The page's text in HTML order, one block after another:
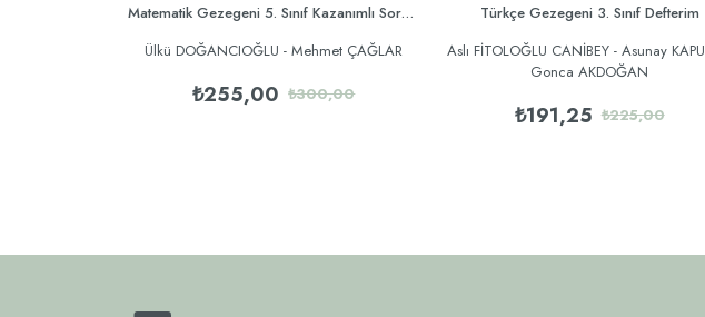
Matematik Gezegeni 5. Sınıf Kazanımlı Soru Bankası
Ülkü DOĞANCIOĞLU - Mehmet ÇAĞLAR
₺255,00 ₺300,00
Türkçe Gezegeni 3. Sınıf Defterim
Aslı FİTOLOĞLU CANİBEY - Asunay
Gonca AKDOĞAN
₺191,25 ₺225,00